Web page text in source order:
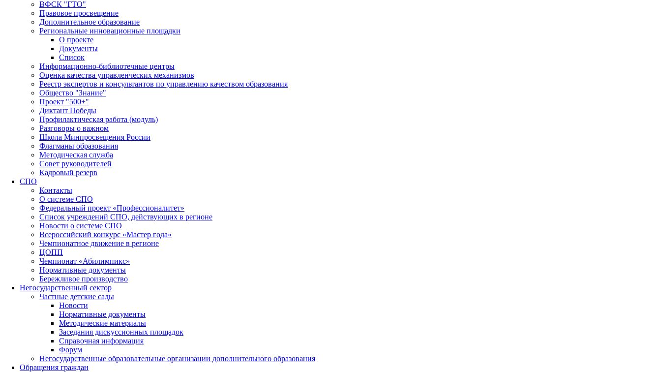
ВФСК "ГТО"
Правовое просвещение
Дополнительное образование
Региональные инновационные площадки
О проекте
Документы
Список
Информационно-библиотечные центры
Оценка качества управленческих механизмов
Реестр экспертов и консультантов по управлению качеством образования
Общество "Знание"
Проект "500+"
Диктант Победы
Профилактическая работа (модуль)
Разговоры о важном
Школа Минпросвещения России
Флагманы образования
Методическая служба
Совет руководителей
Кадровый резерв
СПО
Контакты
О системе СПО
Федеральный проект «Профессионалитет»
Список учреждений СПО, действующих в регионе
Новости о системе СПО
Всероссийский конкурс «Мастер года»
Чемпионатное движение в регионе
ЦОПП
Чемпионат «Абилимпикс»
Нормативные документы
Бережливое производство
Негосударственный сектор
Частные детские сады
Новости
Нормативные документы
Методические материалы
Заседания дискуссионных площадок
Справочная информация
Форум
Негосударственные образовательные организации дополнительного образования
Обращения граждан